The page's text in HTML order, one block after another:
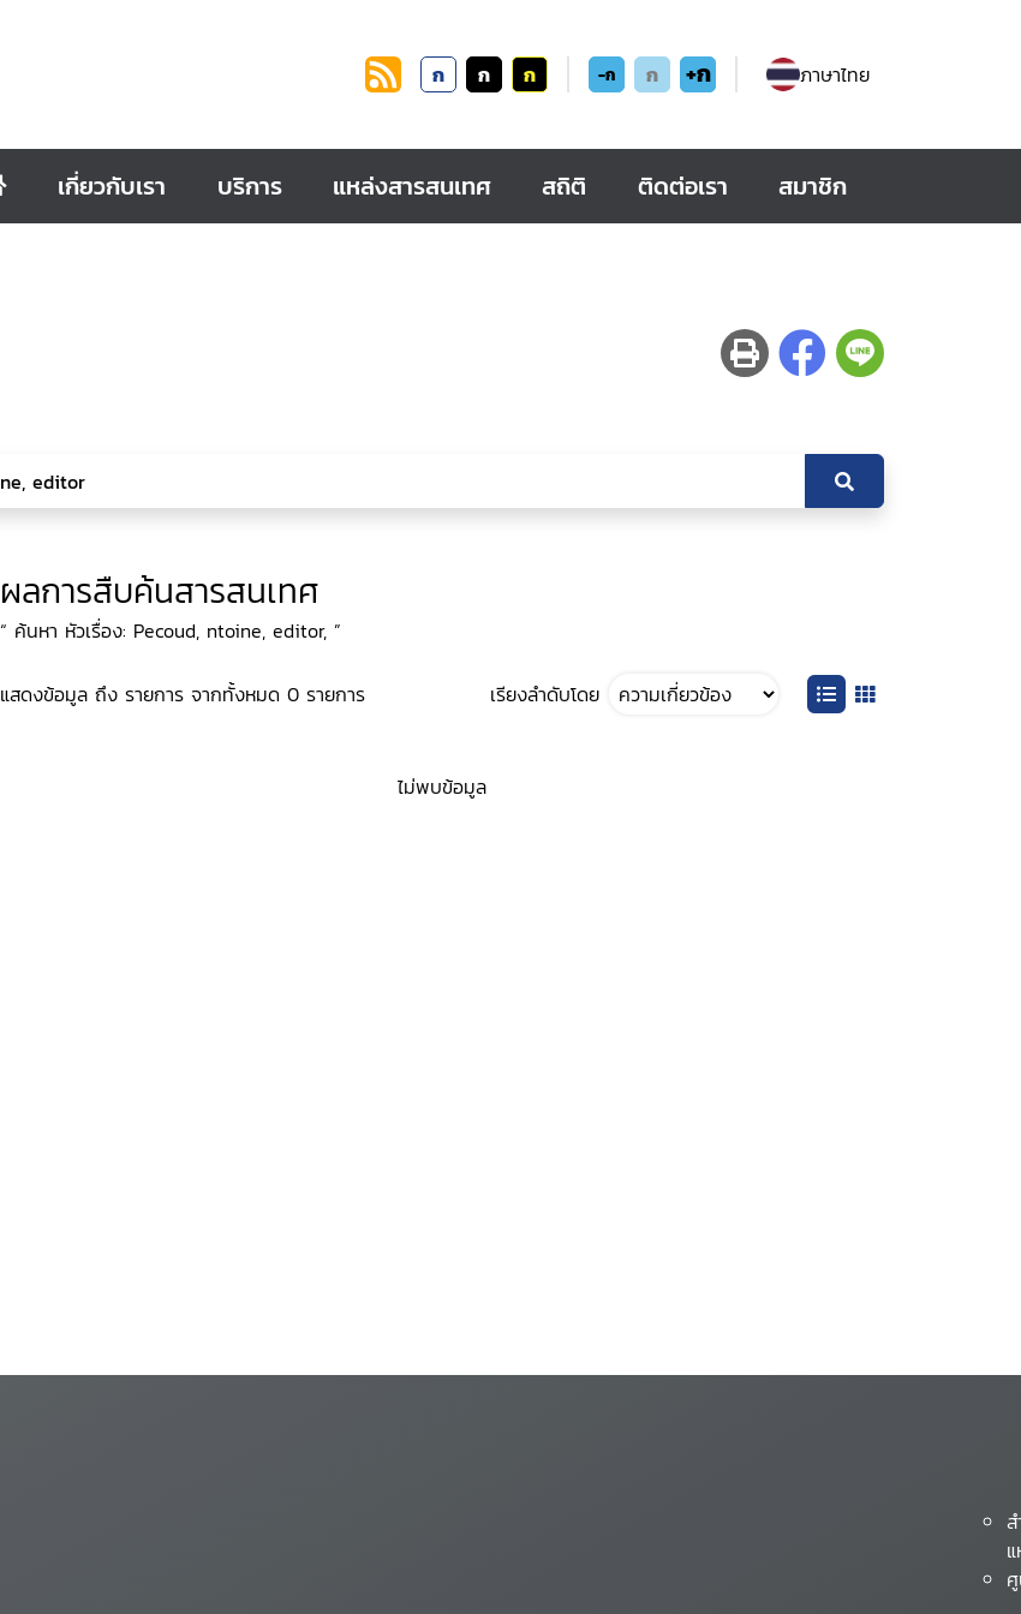
ก ก ก -ก ก +ก ภาษาไทย
เกี่ยวกับเรา บริการ แหล่งสารสนเทศ สถิติ ติดต่อเรา สมาชิก
ผลการสืบค้นสารสนเทศ
“ ค้นหา หัวเรื่อง: Pecoud, ntoine, editor, ”
แสดงข้อมูล ถึง รายการ จากทั้งหมด 0 รายการ เรียงลำดับโดย
ไม่พบข้อมูล